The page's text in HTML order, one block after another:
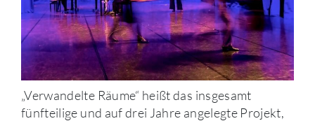
„Verwandelte Räume“ heißt das insgesamt
fünfteilige und auf drei Jahre angelegte Projekt,